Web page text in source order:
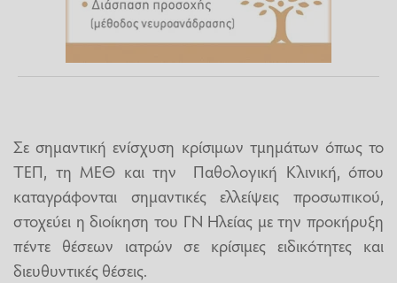
Σε σημαντική ενίσχυση κρίσιμων τμημάτων όπως το
ΤΕΠ, τη ΜΕΘ και την Παθολογική Κλινική, όπου
καταγράφονται σημαντικές ελλείψεις προσωπικού,
στοχεύει η διοίκηση του ΓΝ Ηλείας με την προκήρυξη
πέντε θέσεων ιατρών σε κρίσιμες ειδικότητες και
διευθυντικές θέσεις.